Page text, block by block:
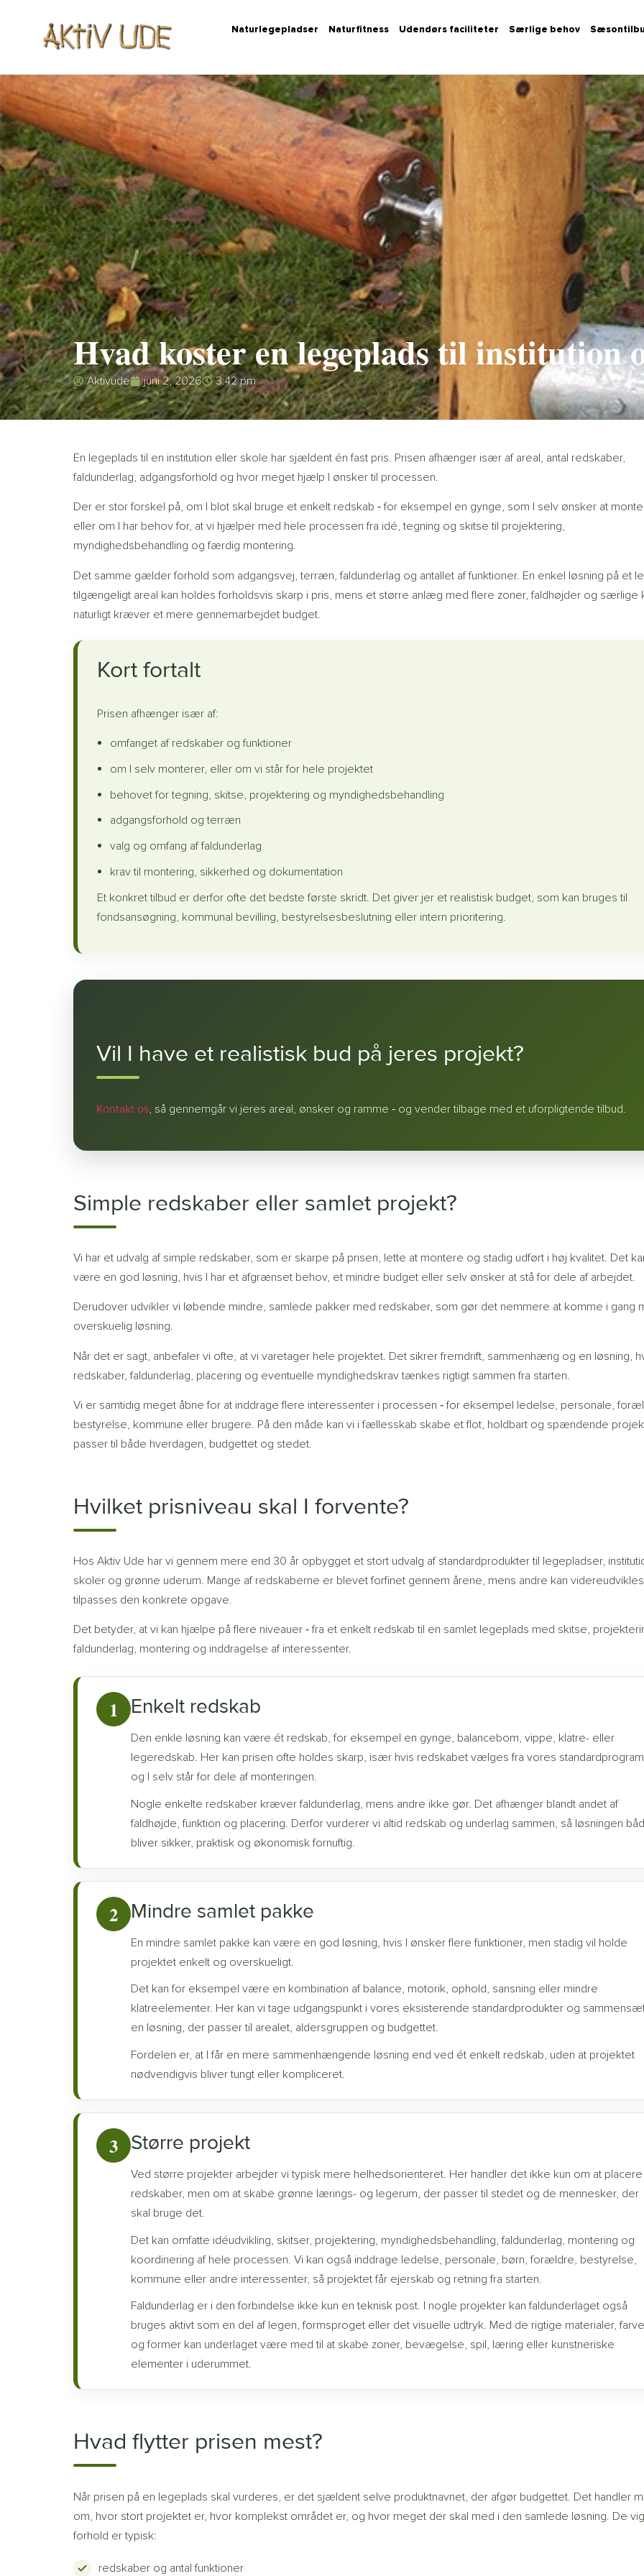
Naturlegepladser Naturfitness Udendørs faciliteter Særlige behov
Hvad koster en legeplads til institution
Aktivude juni 2, 2026 3:42 pm
En legeplads til en institution eller skole har sjældent én fast pris. Prisen afhænger især af areal, antal redskaber,
faldunderlag, adgangsforhold og hvor meget hjælp I ønsker til processen.
Der er stor forskel på, om I blot skal bruge et enkelt redskab ‐ for eksempel en gynge, som I selv ønsker at
eller om I har behov for, at vi hjælper med hele processen fra idé, tegning og skitse til projektering,
myndighedsbehandling og færdig montering.
Det samme gælder forhold som adgangsvej, terræn, faldunderlag og antallet af funktioner. En enkel løsning på et
tilgængeligt areal kan holdes forholdsvis skarp i pris, mens et større anlæg med flere zoner, faldhøjder og særlige
naturligt kræver et mere gennemarbejdet budget.
Kort fortalt
Prisen afhænger især af:
omfanget af redskaber og funktioner
om I selv monterer, eller om vi står for hele projektet
behovet for tegning, skitse, projektering og myndighedsbehandling
adgangsforhold og terræn
valg og omfang af faldunderlag
krav til montering, sikkerhed og dokumentation
Et konkret tilbud er derfor ofte det bedste første skridt. Det giver jer et realistisk budget, som kan bruges til
fondsansøgning, kommunal bevilling, bestyrelsesbeslutning eller intern prioritering.
Vil I have et realistisk bud på jeres projekt?
Kontakt os, så gennemgår vi jeres areal, ønsker og ramme ‐ og vender tilbage med et uforpligtende tilbud.
Simple redskaber eller samlet projekt?
Vi har et udvalg af simple redskaber, som er skarpe på prisen, lette at montere og stadig udført i høj kvalitet. Det
være en god løsning, hvis I har et afgrænset behov, et mindre budget eller selv ønsker at stå for dele af arbejdet.
Derudover udvikler vi løbende mindre, samlede pakker med redskaber, som gør det nemmere at komme i gang
overskuelig løsning.
Når det er sagt, anbefaler vi ofte, at vi varetager hele projektet. Det sikrer fremdrift, sammenhæng og en løsning,
redskaber, faldunderlag, placering og eventuelle myndighedskrav tænkes rigtigt sammen fra starten.
Vi er samtidig meget åbne for at inddrage flere interessenter i processen ‐ for eksempel ledelse, personale,
bestyrelse, kommune eller brugere. På den måde kan vi i fællesskab skabe et flot, holdbart og spændende
passer til både hverdagen, budgettet og stedet.
Hvilket prisniveau skal I forvente?
Hos Aktiv Ude har vi gennem mere end 30 år opbygget et stort udvalg af standardprodukter til legepladser,
skoler og grønne uderum. Mange af redskaberne er blevet forfinet gennem årene, mens andre kan
tilpasses den konkrete opgave.
Det betyder, at vi kan hjælpe på flere niveauer ‐ fra et enkelt redskab til en samlet legeplads med skitse,
faldunderlag, montering og inddragelse af interessenter.
1 Enkelt redskab
Den enkle løsning kan være ét redskab, for eksempel en gynge, balancebom, vippe, klatre- eller
legeredskab. Her kan prisen ofte holdes skarp, især hvis redskabet vælges fra vores standardprogram
og I selv står for dele af monteringen.
Nogle enkelte redskaber kræver faldunderlag, mens andre ikke gør. Det afhænger blandt andet af
faldhøjde, funktion og placering. Derfor vurderer vi altid redskab og underlag sammen, så løsningen
bliver sikker, praktisk og økonomisk fornuftig.
2 Mindre samlet pakke
En mindre samlet pakke kan være en god løsning, hvis I ønsker flere funktioner, men stadig vil holde
projektet enkelt og overskueligt.
Det kan for eksempel være en kombination af balance, motorik, ophold, sansning eller mindre
klatreelementer. Her kan vi tage udgangspunkt i vores eksisterende standardprodukter og
en løsning, der passer til arealet, aldersgruppen og budgettet.
Fordelen er, at I får en mere sammenhængende løsning end ved ét enkelt redskab, uden at projektet
nødvendigvis bliver tungt eller kompliceret.
3 Større projekt
Ved større projekter arbejder vi typisk mere helhedsorienteret. Her handler det ikke kun om at placere
redskaber, men om at skabe grønne lærings- og legerum, der passer til stedet og de mennesker, der
skal bruge det.
Det kan omfatte idéudvikling, skitser, projektering, myndighedsbehandling, faldunderlag, montering og
koordinering af hele processen. Vi kan også inddrage ledelse, personale, børn, forældre, bestyrelse,
kommune eller andre interessenter, så projektet får ejerskab og retning fra starten.
Faldunderlag er i den forbindelse ikke kun en teknisk post. I nogle projekter kan faldunderlaget også
bruges aktivt som en del af legen, formsproget eller det visuelle udtryk. Med de rigtige materialer,
og former kan underlaget være med til at skabe zoner, bevægelse, spil, læring eller kunstneriske
elementer i uderummet.
Hvad flytter prisen mest?
Når prisen på en legeplads skal vurderes, er det sjældent selve produktnavnet, der afgør budgettet. Det handler
om, hvor stort projektet er, hvor komplekst området er, og hvor meget der skal med i den samlede løsning. De
forhold er typisk:
redskaber og antal funktioner